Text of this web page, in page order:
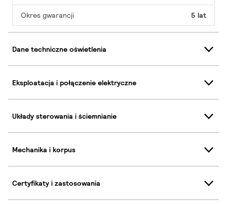
Okres gwarancji 5 lat
Dane techniczne oświetlenia
Eksploatacja i połączenie elektryczne
Układy sterowania i ściemnianie
Mechanika i korpus
Certyfikaty i zastosowania